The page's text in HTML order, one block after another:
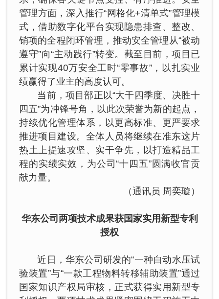
管理方面，深入推行“网格化+清单式”管理模
式，借助数字化平台实现隐患排查、整改、
销项的全程闭环管理，推动安全管理从“被动
遵守”向“主动践行”转变。截至目前，项目已
累计实现40万安全工时“零事故”，以扎实业
绩赢得了业主的高度认可。
当前，项目部正以“大干四季度、决胜十
四五”为冲锋号角，以此次荣誉为新的起点，
持续优化管理体系，以更高标准、更严要求
推进项目建设。全体人员将继续在准东这片
热土上提速攻坚、实干争先，以打造精品工
程的实绩实效，为公司“十四五”圆满收官贡
献力量。
（通讯员 周奕璇）
华东公司两项技术成果获国家实用新型专利
授权
近日，华东公司研发的“一种自动水压试
验装置”与“一款工程物料转移辅助装置”通过
国家知识产权局审核，正式获得实用新型专